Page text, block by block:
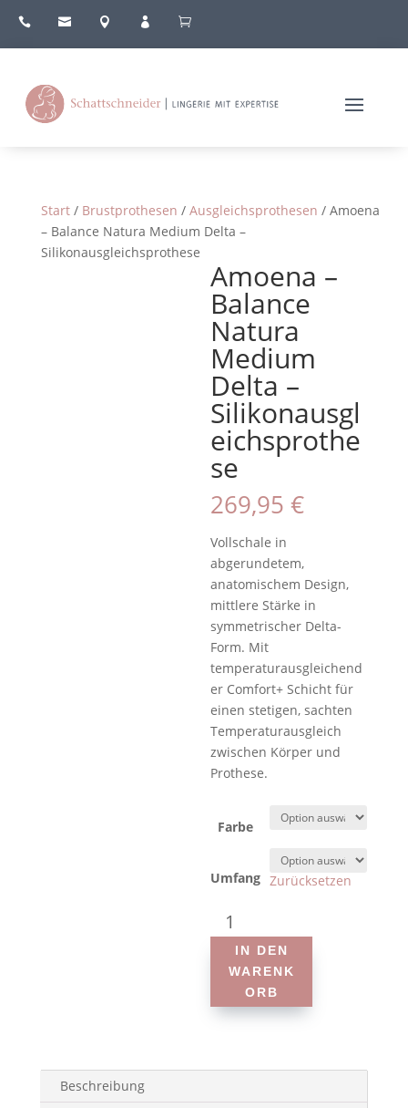
    
Start/ Brustprothesen / Ausgleichsprothesen / Amoena
– Balance Natura Medium Delta –
Silikonausgleichsprothese
Amoena –
Balance
Natura
Medium
Delta –
Silikonausgl
eichsprothe
se
269,95€
Vollschale in
abgerundetem,
anatomischem Design,
mittlere Stärke in
symmetrischer Delta-
Form. Mit
temperaturausgleichend
er Comfort+ Schicht für
einen stetigen, sachten
Temperaturausgleich
zwischen Körper und
Prothese.
Farbe
Umfang Zurücksetzen
Amoena
-
Balance
Natura
Medium
IN DEN
WARENK
ORB
Beschreibung